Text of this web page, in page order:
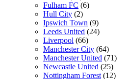
Fulham FC (6)
Hull City (2)
Ipswich Town (9)
Leeds United (24)
Liverpool (66)
Manchester City (64)
Manchester United (71)
Newcastle United (25)
Nottingham Forest (12)